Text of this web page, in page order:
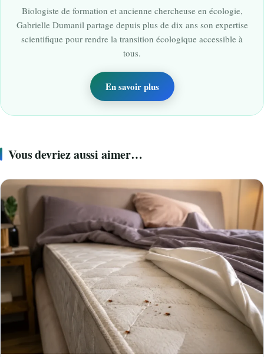
Biologiste de formation et ancienne chercheuse en écologie,
Gabrielle Dumanil partage depuis plus de dix ans son expertise
scientifique pour rendre la transition écologique accessible à
tous.
En savoir plus
Vous devriez aussi aimer…